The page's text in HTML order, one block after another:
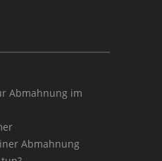
Abmahnung im
Abmahnung